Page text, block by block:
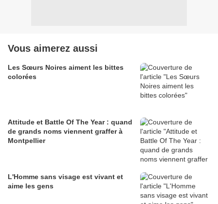
Vous aimerez aussi
Les Sœurs Noires aiment les bittes
colorées
Attitude et Battle Of The Year : quand
de grands noms viennent graffer à
Montpellier
L'Homme sans visage est vivant et
aime les gens